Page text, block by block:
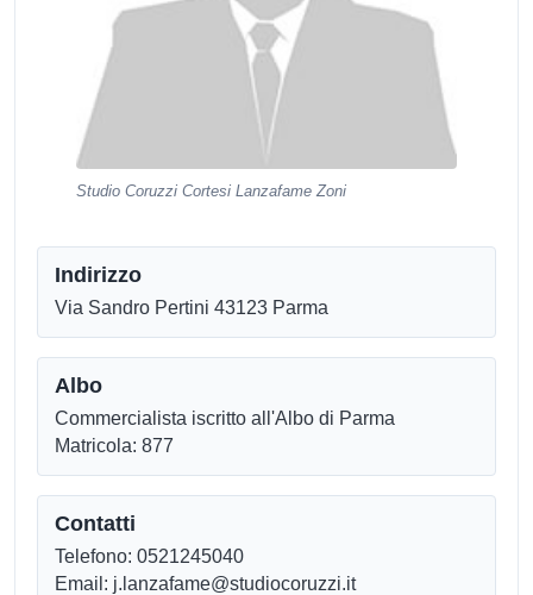
Studio Coruzzi Cortesi Lanzafame Zoni
Indirizzo
Via Sandro Pertini 43123 Parma
Albo
Commercialista iscritto all'Albo di Parma
Matricola: 877
Contatti
Telefono: 0521245040
Email: j.lanzafame@studiocoruzzi.it